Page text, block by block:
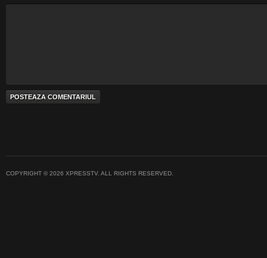
COPYRIGHT © 2026 XPRESSTV. ALL RIGHTS RESERVED.